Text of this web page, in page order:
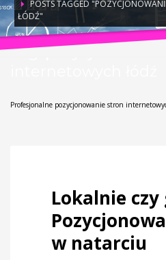
POSTS TAGGED
ŁÓDŹ"
Tag:
Profesjonalne pozycjonowanie stron
Lokalnie
w natarciu